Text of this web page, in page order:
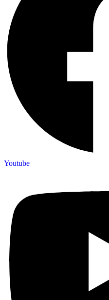
Youtube